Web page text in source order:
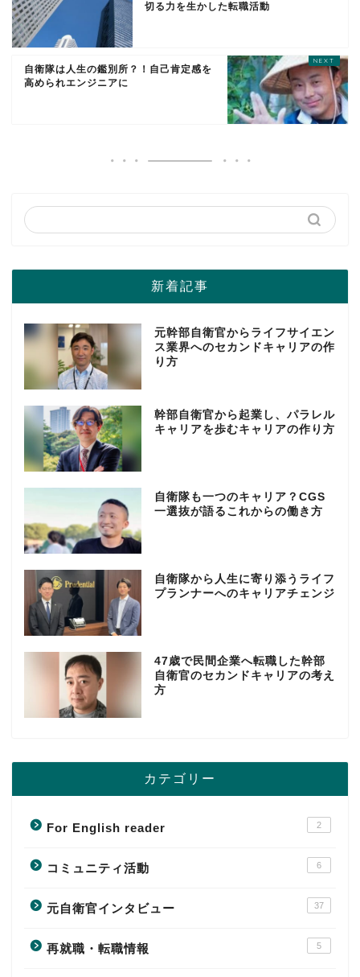
切る力を生かした転職活動
自衛隊は人生の鑑別所？！自己肯定感を
高められエンジニアに
新着記事
元幹部自衛官からライフサイエン
ス業界へのセカンドキャリアの作
り方
幹部自衛官から起業し、パラレル
キャリアを歩むキャリアの作り方
自衛隊も一つのキャリア？CGS
一選抜が語るこれからの働き方
自衛隊から人生に寄り添うライフ
プランナーへのキャリアチェンジ
47歳で民間企業へ転職した幹部
自衛官のセカンドキャリアの考え
方
カテゴリー
For English reader 2
コミュニティ活動 6
元自衛官インタビュー 37
再就職・転職情報 5